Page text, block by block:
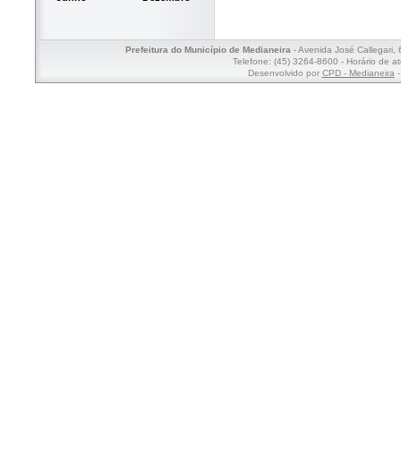
Prefeitura do Município de Medianeira- Avenida José Callegari,
Telefone: (45) 3264-8600 - Horário de
Desenvolvido por CPD - Medianeira-